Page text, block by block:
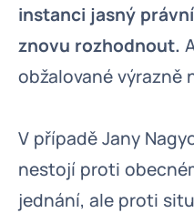
instanci jasný
znovu rozhodnout.
obžalované výrazně
V případě Jany
nestojí proti
jednání, ale proti